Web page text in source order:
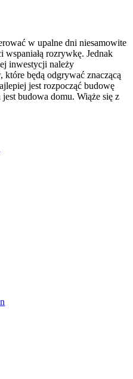
w upalne dni niesamowite
wspaniałą rozrywkę. Jednak
inwestycji należy
będą odgrywać znaczącą
jest rozpocząć budowę
budowa domu. Wiąże się z